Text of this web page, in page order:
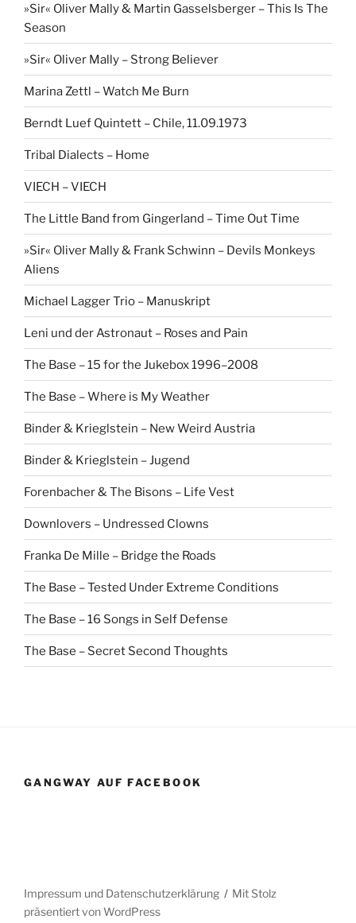
»Sir« Oliver Mally & Martin Gasselsberger – This Is The
Season
»Sir« Oliver Mally – Strong Believer
Marina Zettl – Watch Me Burn
Berndt Luef Quintett – Chile, 11.09.1973
Tribal Dialects – Home
VIECH – VIECH
The Little Band from Gingerland – Time Out Time
»Sir« Oliver Mally & Frank Schwinn – Devils Monkeys
Aliens
Michael Lagger Trio – Manuskript
Leni und der Astronaut – Roses and Pain
The Base – 15 for the Jukebox 1996–2008
The Base – Where is My Weather
Binder & Krieglstein – New Weird Austria
Binder & Krieglstein – Jugend
Forenbacher & The Bisons – Life Vest
Downlovers – Undressed Clowns
Franka De Mille – Bridge the Roads
The Base – Tested Under Extreme Conditions
The Base – 16 Songs in Self Defense
The Base – Secret Second Thoughts
GANGWAY AUF FACEBOOK
Impressum und Datenschutzerklärung
Mit Stolz
präsentiert von WordPress